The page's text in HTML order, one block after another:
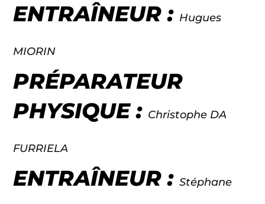
ENTRAÎNEUR : Hugues
MIORIN
PRÉPARATEUR
PHYSIQUE : Christophe DA
FURRIELA
ENTRAÎNEUR :Stéphane